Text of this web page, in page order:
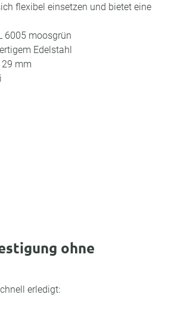
flexibel einsetzen und bietet eine
6005 moosgrün
Edelstahl
29 mm
ohne
erledigt: